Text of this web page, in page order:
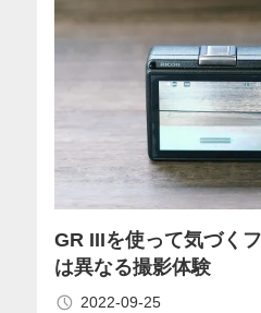
GR IIIを使って気づく
は異なる撮影体験
2022-09-25